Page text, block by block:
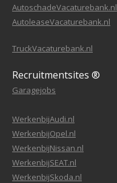
AutoschadeVacaturebank.nl
AutoleaseVacaturebank.nl
TruckVacaturebank.nl
Recruitmentsites ®
Garagejobs
WerkenbijAudi.nl
WerkenbijOpel.nl
WerkenbijNissan.nl
WerkenbijSEAT.nl
WerkenbijSkoda.nl